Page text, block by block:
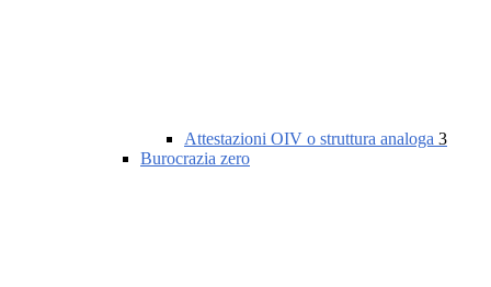
Attestazioni OIV o struttura analoga 3
Burocrazia zero